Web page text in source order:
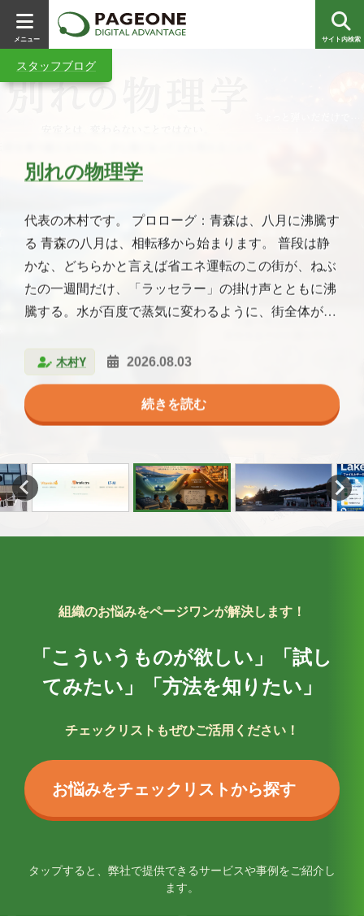
メニュー サイト内検索
サービス紹介
生成 AI ソリューション特設サイト
の公開
Vitamin AI・Intellectra・LT-AI の3つの AI ソリューシ
ョンをご紹介する特設サイトを公開いたしました。
詳細を確認する
スタッフブログ
別れの物理学
代表の木村です。 プロローグ：青森は、八月に沸騰す
る 青森の八月は、相転移から始まります。 普段は静
かな、どちらかと言えば省エネ運転のこの街が、ねぶ
たの一週間だけ、「ラッセラー」の掛け声とともに沸
騰する。水が百度で蒸気に変わるように、街全体が別
のである。そして祭りが終わると、何事もなかったか
のように、街はすっと元の液体に戻る。毎年見てい
て、これはもう気象現象ではなく物理現象だと思う。
そんな沸騰した街を横目に、私はエアコンの効いた部
ネスと人生の課題を解決する 物理学の思考法』。著者
は物理学を修めたの…
木村Y 2026.08.03
続きを読む
スタッフブログ
週末の過ごし方
こんにちは、多田です。 今回は私のとある週末の過ご
し方を紹介します。 私のハッピータイムは、基本的に
金曜日の夜から始まりますが、お仕事終わりの金曜日
は、まず美味しいものを食べたい！ / 飲みたい！とな
り友人とよく出かけます。 以前は土曜日に行くことが
っという間に来てしまうのが嫌で、金曜日からぱーっ
と出かけるようにしています。 焼き肉食べたり、
焼き鳥食べたり、、、 締めでラーメン食べたり、、、
もちろん出かけない日もありますが、そんな時は家で
り、なんとなくテレビを眺めたり、いくらでも家での
楽しみは…
多田 2026.07.31
続きを読む
スタッフブログ
Lakehouseとは？ファイルとデー
タベースの“いいとこ取り”をやさ
しく解説
Lakehouseとは？ファイルとデータベースの“いいとこ
取り”をやさしく解説 前回は、Microsoft Fabricの心臓
部である「OneLake」について解説しました。 今回
は、Microsoft Fabricの中でも特に利用頻度の高い
Lakehouse（レイクハウス） について紹介します。
Lakehouseは、Microsoft Fabricを学び始めると必ず目
にする重要な機能です。 しかし、 Lakehouseとは何
なのか データレイクと何が違うのか なぜFabricで重要
なのか 最初はイメージしづらいかもしれません。 こ
く解説しま…
台丸谷
続きを読む
スタッフブログ
駄目な社長が、蝶のお母さんに叱
られた話
代表の木村です。 プロローグ：味見をしてから、産む
日経の朝刊に、永田和宏さんの随筆が載っていた。歌
人であり、細胞生物学者であり、JT生命誌研究館の館
長でもある。肩書きが三つある人の文章は、だいたい
面白い。 館長室の前に「食草園」という一画があるそ
うだ。蝶の幼虫が食べる草を集めた区画である。イモ
ムシは種によって食べられる葉がきっちり決まってい
て、モンシロチョウはキャベツ、ナミアゲハはミカ
ン、クロアゲハはレモン、と細かい。永田さんの言い
る。 そして幼虫は、生まれた葉から動けない。親が間
違った葉に産みつけたら、そのまま死ぬ。 では親は、
どうやって正しい…
木村Y
続きを読む
スタッフブログ
栄養相談を受けよう
数年前の健康診断の結果がそれなりにアレだったの
で、それ以来定期的に通院しているのですが、 先日、
数年ぶりに栄養相談を受けてきました。 栄養相談とい
うのは、普段の食生活を見ながら「改善できるところ
は・・・」と栄養士さんがアドバイスしてくれるやつ
肪の塊サンプルを見せてもらったものです。 「面談の
前に2日分、食べたり飲んだりしたものを記録してき
てくださいね～」 と言われて、近くなったら書くか～
と後回しになった結果、栄養相談の直前に慌てて記録
養相談4日前 時間 食品名 分量 エネルギー(kcal) 朝 …
長崎 2026.07.10
続きを読む
スタッフブログ
デウス・エクス・マキナ
お世話になっております。ページワンの平井です。 デ
ウス・エクス・マキナ。ラテン語で「機械仕掛けの
神」。古代ギリシャ演劇で、話がこんがらがってどう
にも収拾つかなくなったときに、クレーンかなんかで
神様を舞台にどーんと降ろしてきて、なんやかんや解
です。 いや、あれですよね、脚本家が「あー、もう無
理、話まとまんない」ってなったときの、最終手段。
今どきで言うなら、「詳しいことはAIがなんとかして
くれます」で締めるプレゼン資料みたいなもんでしょ
始めようと思うのですが、機械が神様扱いされる前
は、機械はむしろ憎ま…
平井 2026.07.02
続きを読む
スタッフブログ
りこりっぷ #第4回 名古屋
みなさんこんにちは。ページワンの木村です。 少し前
のことになりますが、第４回は桜の季節に訪れた名古
屋についてです。 地味に上陸したことがなく、初名古
屋となりました。 名古屋といえば？ ひつまぶし、
天むす、きしめんといった「名古屋めし」がまず思い
古屋めし三種の神器を一通り味わってきました。 まず
は栄のシンボル、中部電力 MIRAI TOWER（旧・名古
屋テレビ塔）。2021年に名称が変わったそうで、遠目
に見ることができました。 また、歩いているとCMで
ャリ。 名古屋城 名古屋城の見どころは、やはり…
木村S 2026.06.28
続きを読む
スタッフブログ
ミッフィーに会いに… in ハウステ
ンボス
梅雨の時期に入りましたね。 先日の新聞にも出て
いましたが、県内初レベル４土砂災害危険警報が出た
り、大雨危険警報が出たり。 雨で憂鬱な時は、我が社
の社員ブログを見て、感心したり、興味が湧いたり、
クスッと笑えたり…。外に出れない雨の日をそんな風
に過ごしている葛西です。 そんな葛西の今回のブ
ログは…今年のGWに母と訪れたハウステンボスにつ
いて書きたいと思います。 ハウステンボスとは…
九州地方の長崎県佐世保市にある、17世紀のオランダ
は、東京ディズニーリゾートの約1.5倍。 ハウステン
ボス公式ガイドマップはこちら 運河や風車、四季
折々…
葛西
続きを読む
スタッフブログ
大畑海峡サーモン祭りに行ってき
ました！
こんにちは。横山です。 6月14日に青森県むつ市の大
畑（おおはた）で開催された大畑海峡サーモン祭りに
行ってきました。 今回はその様子を紹介します。 大
畑海峡サーモン祭りとは 大畑海峡サーモン祭りは、大
畑町魚市場で毎年6月に開かれているお祭りです。 平
成6年に始まり、今年でなんと33回目を迎えるそうで
す。 一本釣りやつかみどり、タモすくい、サーモンレ
ース、即売会などの催しが揃っています。 主役の「海
峡サーモン」は、津軽海峡の沖合に設けた生け簀で育
の流れが速く冷たい海でもまれて育つため、身が締ま
り、脂はしっかり乗りつつもくどくないのが特徴だそ
うです…
横山
続きを読む
スタッフブログ
久しぶりのディズニーパレー
ド…？
もう１か月ぐらい前となるのですが、２０２６年４月
２６日、AOMORI春フェスティバルのオープニングパ
レードとして開催された、東京ディズニーリゾートス
ペシャルパレードを少し見ることができました。 娘が
イベント参加をしていたため、その自由時間にちらっ
と立ち寄った形となったのですが、思っていた以上に
人が多く、かなり賑わっていました。 実は私、「ディ
ズニーのパレードを見るのって中学生ぶりかも？」と
思っていたのですが、よくよく考えてみると、当時は
聞き、パレードではなく友達とアトラクションへ向か
っていた記憶が…。 なので、ちゃんと見るのは今回が
初めてだったの…
八幡
続きを読む
組織のお悩みをページワンが解決します！
「こういうものが欲しい」
「試し
てみたい」
「方法を知りたい」
チェックリストもぜひご活用ください！
お悩みをチェックリストから探す
タップすると、弊社で提供できるサービスや事例をご紹介し
ます。